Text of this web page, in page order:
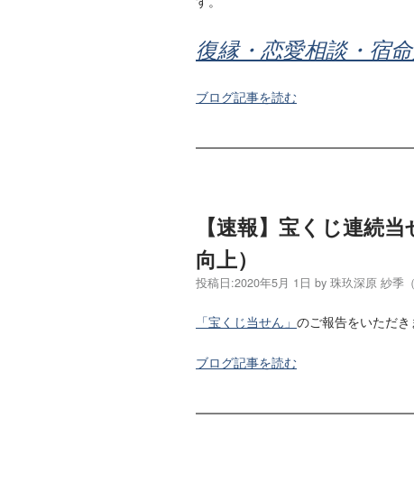
復縁・恋愛相談・宿
ブログ記事を読む
【速報】宝くじ連続
向上）
投稿日:2020年5月 1日 by 珠玖深原 紗季
「宝くじ当せん」 のご報告をいただき
ブログ記事を読む